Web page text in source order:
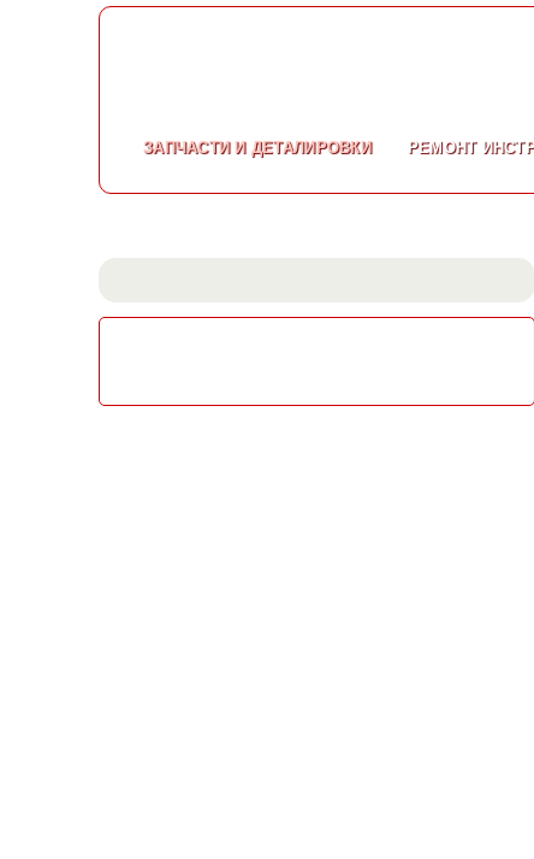
ЗАПЧАСТИИ ДЕТАЛИРОВКИ РЕМОНТ